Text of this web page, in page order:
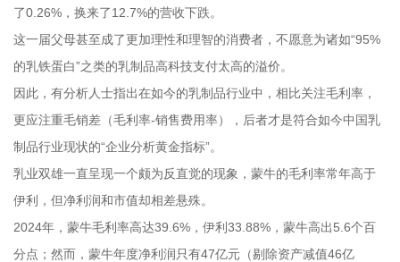
了0.26%，换来了12.7%的营收下跌。
这一届父母甚至成了更加理性和理智的消费者，不愿意为诸如“95%
的乳铁蛋白”之类的乳制品高科技支付太高的溢价。
因此，有分析人士指出在如今的乳制品行业中，相比关注毛利率，
更应注重毛销差（毛利率-销售费用率），后者才是符合如今中国乳
制品行业现状的“企业分析黄金指标”。
乳业双雄一直呈现一个颇为反直觉的现象，蒙牛的毛利率常年高于
伊利，但净利润和市值却相差悬殊。
2024年，蒙牛毛利率高达39.6%，伊利33.88%，蒙牛高出5.6个百
分点；然而，蒙牛年度净利润只有47亿元（剔除资产减值46亿